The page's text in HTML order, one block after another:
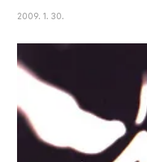
남겨두고. ㅠㅠ" "내가 이라크 가기
쿠리 콘서트가 우리 동네에서 한다
시작해서 말이 나왔던 콘서트장 가
에 깜짝 놀라게 해 줄 말이 있다고
"와. 정말. 고마워." "응 그런데 있지.
2009. 1. 30.